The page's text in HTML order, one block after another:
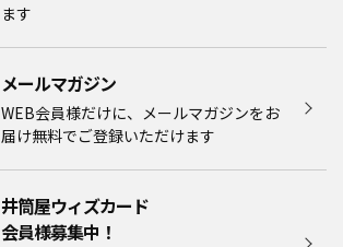
ます
メールマガジン​
WEB会員様だけに、メールマガジンをお
届け無料でご登録いただけます
井筒屋ウィズカード
会員様募集中！​​